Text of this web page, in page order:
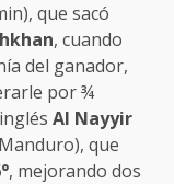
que sacó
, cuando
del ganador,
por ¾
Al Nayyir
que
, mejorando dos